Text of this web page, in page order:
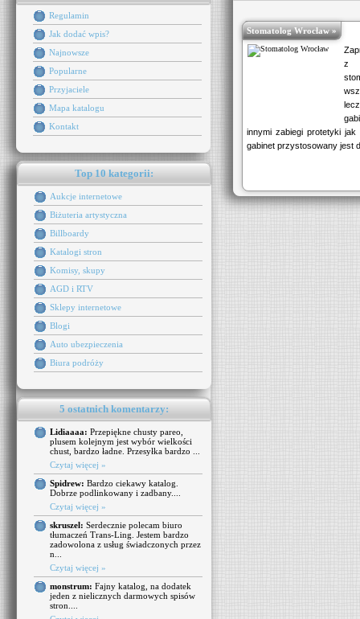
Regulamin
Jak dodać wpis?
Najnowsze
Popularne
Przyjaciele
Mapa katalogu
Kontakt
Top 10 kategorii:
Aukcje internetowe
Biżuteria artystyczna
Billboardy
Katalogi stron
Komisy, skupy
AGD i RTV
Sklepy internetowe
Blogi
Auto ubezpieczenia
Biura podróży
5 ostatnich komentarzy:
Lidiaaaa: Przepiękne chusty pareo,
plusem kolejnym jest wybór wielkości
chust, bardzo ładne. Przesyłka bardzo ...
Czytaj więcej »
Spidrew: Bardzo ciekawy katalog.
Dobrze podlinkowany i zadbany....
Czytaj więcej »
skruszel: Serdecznie polecam biuro
tłumaczeń Trans-Ling. Jestem bardzo
zadowolona z usług świadczonych przez
n...
Czytaj więcej »
monstrum: Fajny katalog, na dodatek
jeden z nielicznych darmowych spisów
stron....
Stomatolog Wrocław »
z
innymi zabiegi protetyki jak
gabinet przystosowany jest